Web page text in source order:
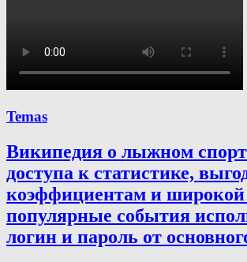
Temas
Википедия о лыжном
доступа к статистике,
коэффициентам и широкой
популярные события
логин и пароль от